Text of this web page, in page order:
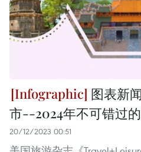
图表新
市--2024年不可错过
20/12/2023 00:51